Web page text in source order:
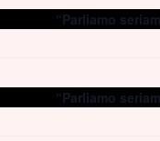
“Parliamo
“Parliamo